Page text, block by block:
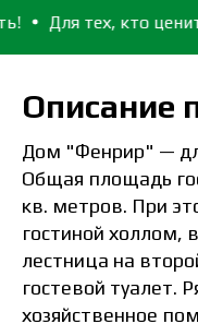
кто ценит уют и
Описание
Дом "Фенрир" —
Общая площадь
кв. метров. При
гостиной холлом,
лестница на
гостевой туалет.
хозяйственное